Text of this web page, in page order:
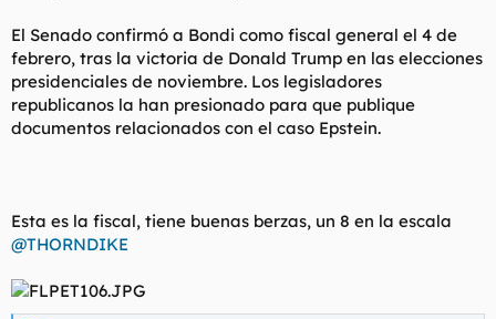
El Senado confirmó a Bondi como fiscal general el 4 de
febrero, tras la victoria de Donald Trump en las elecciones
presidenciales de noviembre. Los legisladores
republicanos la han presionado para que publique
documentos relacionados con el caso Epstein.
Esta es la fiscal, tiene buenas berzas, un 8 en la escala
@THORNDIKE